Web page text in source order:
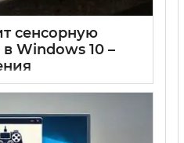
сенсорную
Windows 10 –